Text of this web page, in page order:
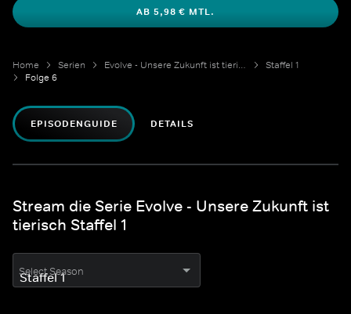
AB 5,98 € MTL.
Home Serien Evolve - Unsere Zukunft ist tierisch
Staffel 1
Folge 6
EPISODENGUIDE DETAILS
Stream die Serie Evolve - Unsere Zukunft ist
tierisch Staffel 1
Select Season